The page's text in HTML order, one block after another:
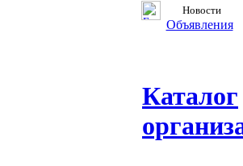
Новости
Объявления
Каталог